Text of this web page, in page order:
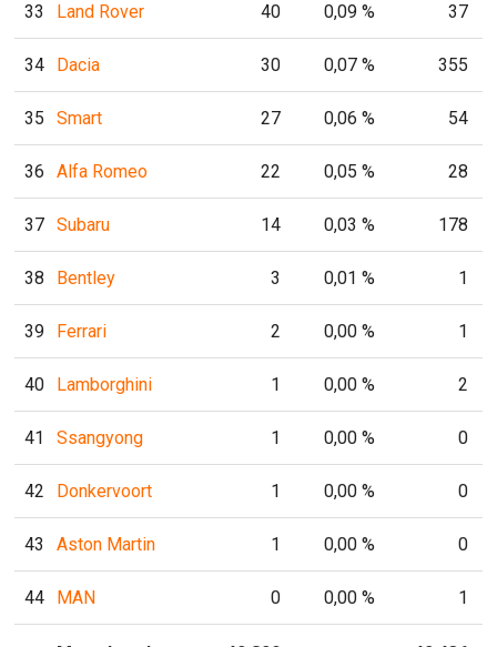
33 Land Rover 40 0,09 % 37
34 Dacia 30 0,07 % 355
35 Smart 27 0,06 % 54
36 Alfa Romeo 22 0,05 % 28
37 Subaru 14 0,03 % 178
38 Bentley 3 0,01 % 1
39 Ferrari 2 0,00 % 1
40 Lamborghini 1 0,00 % 2
41 Ssangyong 1 0,00 % 0
42 Donkervoort 1 0,00 % 0
43 Aston Martin 1 0,00 % 0
44 MAN 0 0,00 % 1